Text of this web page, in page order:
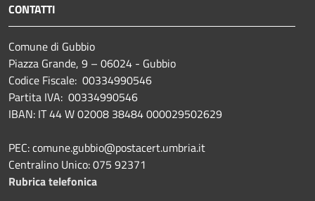
CONTATTI
Comune di Gubbio
Piazza Grande, 9 – 06024 - Gubbio
Codice Fiscale: 00334990546
Partita IVA: 00334990546
IBAN: IT 44 W 02008 38484 000029502629
PEC: comune.gubbio@postacert.umbria.it
Centralino Unico: 075 92371
Rubrica telefonica